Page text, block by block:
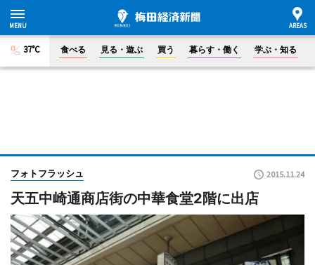
37°C 食べる 見る・遊ぶ 買う 暮らす・働く 学ぶ・知る
フォトフラッシュ 2015.11.24
天五中崎通商店街の中華食堂2階に出店